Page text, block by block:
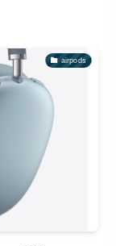
airpods